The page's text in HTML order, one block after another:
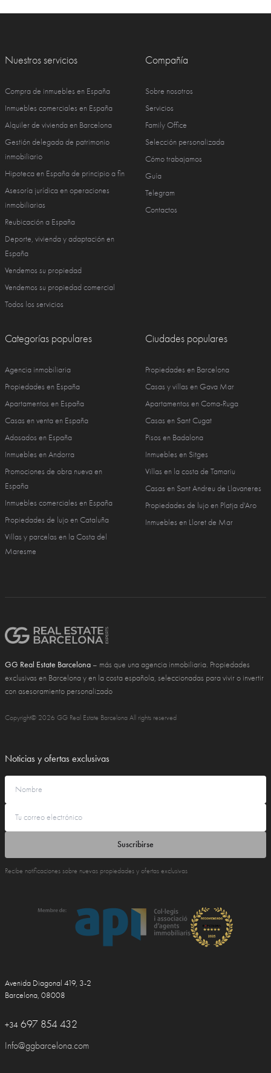
Nuestros servicios
Compra de inmuebles en España
Inmuebles comerciales en España
Alquiler de vivienda en Barcelona
Gestión delegada de patrimonio
inmobiliario
Hipoteca en España de principio a fin
Asesoría jurídica en operaciones
inmobiliarias
Reubicación a España
Deporte, vivienda y adaptación en
España
Vendemos su propiedad
Vendemos su propiedad comercial
Todos los servicios
Compañía
Sobre nosotros
Servicios
Family Office
Selección personalizada
Cómo trabajamos
Guía
Telegram
Contactos
Categorías populares
Agencia inmobiliaria
Propiedades en España
Apartamentos en España
Casas en venta en España
Adosados en España
Inmuebles en Andorra
Promociones de obra nueva en
España
Inmuebles comerciales en España
Propiedades de lujo en Cataluña
Villas y parcelas en la Costa del
Maresme
Ciudades populares
Propiedades en Barcelona
Casas y villas en Gava Mar
Apartamentos en Coma-Ruga
Casas en Sant Cugat
Pisos en Badalona
Inmuebles en Sitges
Villas en la costa de Tamariu
Casas en Sant Andreu de Llavaneres
Propiedades de lujo en Platja d'Aro
Inmuebles en Lloret de Mar
GG Real Estate Barcelona – más que una agencia inmobiliaria. Propiedades
exclusivas en Barcelona y en la costa española, seleccionadas para vivir o invertir
con asesoramiento personalizado
Copyright© 2026 GG Real Estate Barcelona All rights reserved
Noticias y ofertas exclusivas
Suscribirse
Recibe notificaciones sobre nuevas propiedades y ofertas exclusivas
Avenida Diagonal 419, 3-2
Barcelona, 08008
+34 697 854 432
Info@ggbarcelona.com